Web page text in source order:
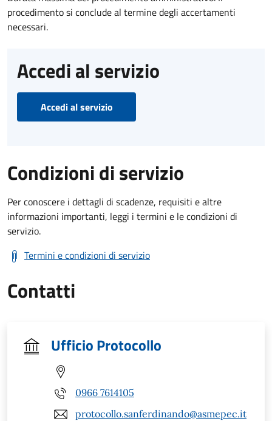
procedimento si conclude al termine degli accertamenti
necessari.
Accedi al servizio
Accedi al servizio
Condizioni di servizio
Per conoscere i dettagli di scadenze, requisiti e altre
informazioni importanti, leggi i termini e le condizioni di
servizio.
Termini e condizioni di servizio
Contatti
Ufficio Protocollo
0966 7614105
protocollo.sanferdinando@asmepec.it